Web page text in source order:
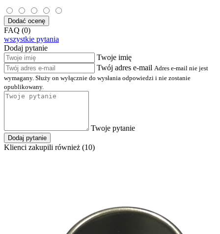
Dodać ocenę
FAQ (0)
wszystkie pytania
Dodaj pytanie
Twoje imię
Twój adres e-mail Adres e-mail nie jest
wymagany. Służy on wyłącznie do wysłania odpowiedzi i nie zostanie
opublikowany.
Twoje pytanie
Dodaj pytanie
Klienci zakupili również (10)